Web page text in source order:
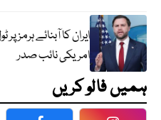
ایران کا آبنائے ہرمز
امریکی نائب صدر
ہمیں فالو کریں